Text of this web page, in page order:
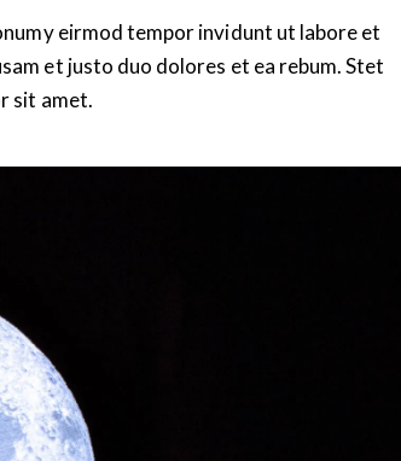
eirmod tempor invidunt ut labore et
et justo duo dolores et ea rebum. Stet
sit amet.